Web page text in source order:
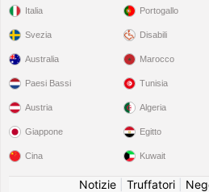
Italia
Svezia
Portogallo
Disabili
Australia
Paesi Bassi
Austria
Giappone
Cina
Marocco
Tunisia
Algeria
Egitto
Kuwait
Notizie| Truffatori|